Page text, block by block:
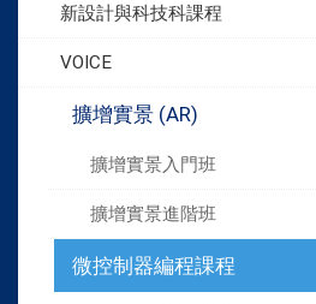
新設計與科技科課程
VOICE
擴增實景 (AR)
擴增實景入門班
擴增實景進階班
微控制器編程課程